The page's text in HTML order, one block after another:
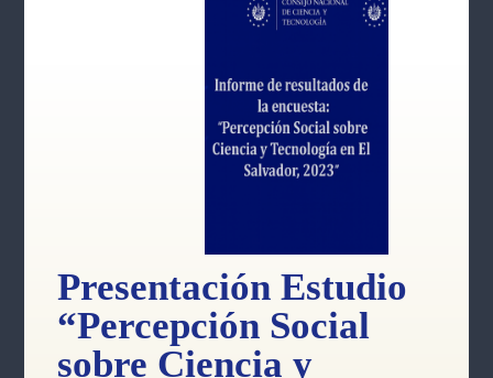
Presentación Estudio
“Percepción Social
sobre Ciencia y